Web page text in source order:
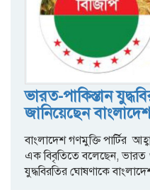
ভারত-পাকিস্তান
জানিয়েছেন
বাংলাদেশ গণমুক্তি পার্টির
এক বিবৃতিতে বলেছেন, ভারত
যুদ্ধবিরতির ঘোষণাকে